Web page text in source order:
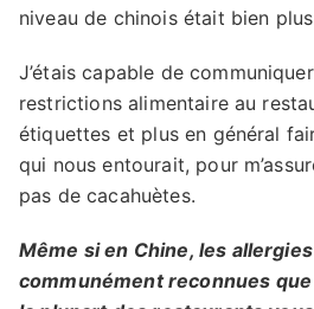
niveau de chinois était bien
J’étais capable de
restrictions alimentaire au
étiquettes et plus en général
qui nous entourait, pour
pas de cacahuètes.
Même si en Chine, les
communément reconnues que